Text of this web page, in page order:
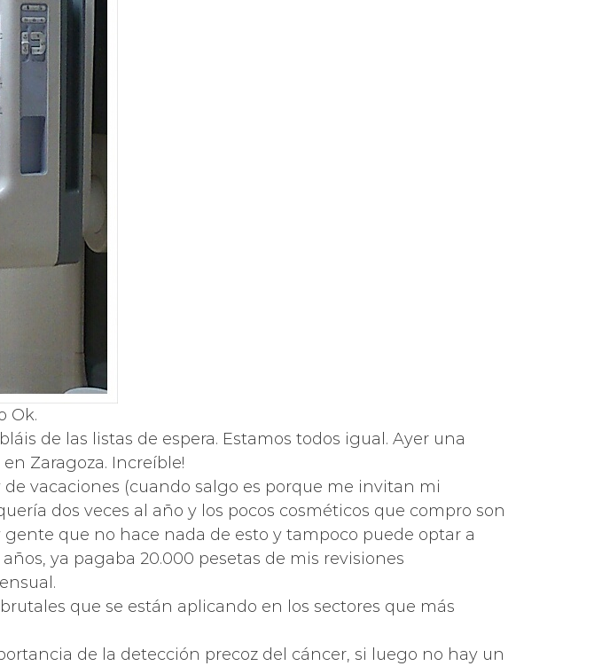
Ok.
de las listas de espera. Estamos todos igual. Ayer una
Zaragoza. Increíble!
vacaciones (cuando salgo es porque me invitan mi
dos veces al año y los pocos cosméticos que compro son
que no hace nada de esto y tampoco puede optar a
ya pagaba 20.000 pesetas de mis revisiones
que se están aplicando en los sectores que más
de la detección precoz del cáncer, si luego no hay un